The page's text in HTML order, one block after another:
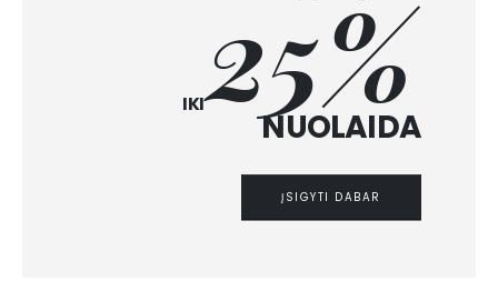
IKI25%
NUOLAIDA
ĮSIGYTI DABAR